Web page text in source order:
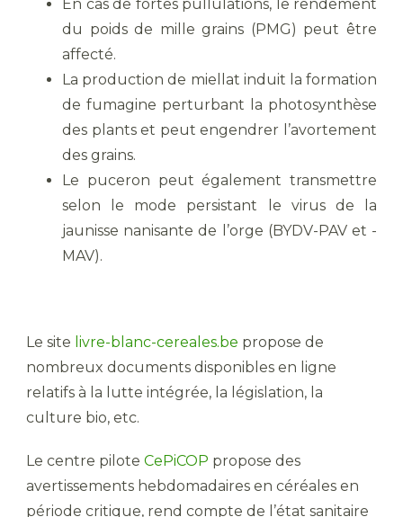
En cas de fortes pullulations, le rendement
du poids de mille grains (PMG) peut être
affecté.
La production de miellat induit la formation
de fumagine perturbant la photosynthèse
des plants et peut engendrer l’avortement
des grains.
Le puceron peut également transmettre
selon le mode persistant le virus de la
jaunisse nanisante de l’orge (BYDV-PAV et -
MAV).
Le site livre-blanc-cereales.be propose de
nombreux documents disponibles en ligne
relatifs à la lutte intégrée, la législation, la
culture bio, etc.
Le centre pilote CePiCOP propose des
avertissements hebdomadaires en céréales en
période critique, rend compte de l’état sanitaire